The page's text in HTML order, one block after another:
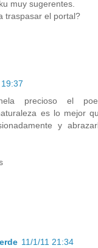
muy sugerentes.
traspasar el portal?
precioso el
es lo mejor
y
11/1/11 21:34